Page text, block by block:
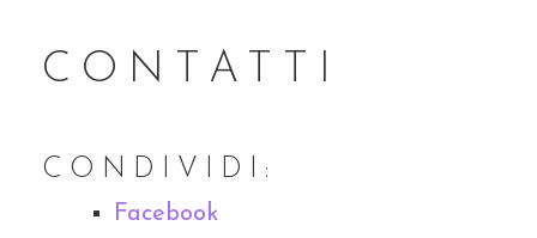
CONTATTI
CONDIVIDI:
Facebook